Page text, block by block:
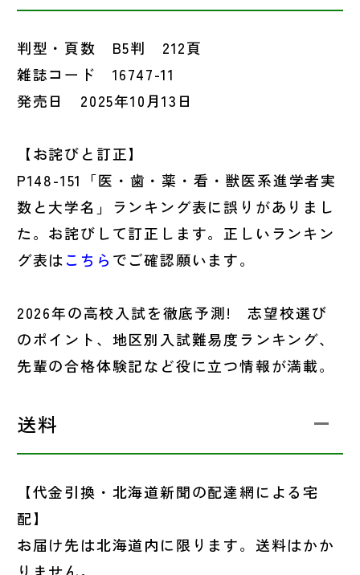
判型・頁数 B5判 212頁
雑誌コード 16747-11
発売日 2025年10月13日
【お詫びと訂正】
P148-151「医・歯・薬・看・獣医系進学者実
数と大学名」ランキング表に誤りがありまし
た。お詫びして訂正します。正しいランキン
グ表はこちら でご確認願います。
2026年の高校入試を徹底予測! 志望校選び
のポイント、地区別入試難易度ランキング、
先輩の合格体験記など役に立つ情報が満載。
送料
【代金引換・北海道新聞の配達網による宅
配】
お届け先は北海道内に限ります。送料はかか